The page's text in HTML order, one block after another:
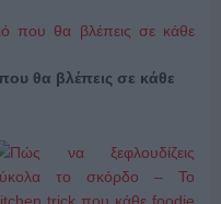
θα βλέπεις σε κάθε